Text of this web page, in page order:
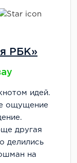
РБК»
идей.
ощущение
другая
делились
на